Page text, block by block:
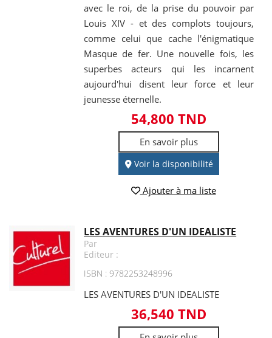
avec le roi, de la prise du pouvoir par
Louis XIV - et des complots toujours,
comme celui que cache l'énigmatique
Masque de fer. Une nouvelle fois, les
superbes acteurs qui les incarnent
aujourd'hui disent leur force et leur
jeunesse éternelle.
54,800 TND
En savoir plus
Voir la disponibilité
Ajouter à ma liste
LES AVENTURES D'UN IDEALISTE
Par
Editeur :
ISBN : 9782253248996
LES AVENTURES D'UN IDEALISTE
36,540 TND